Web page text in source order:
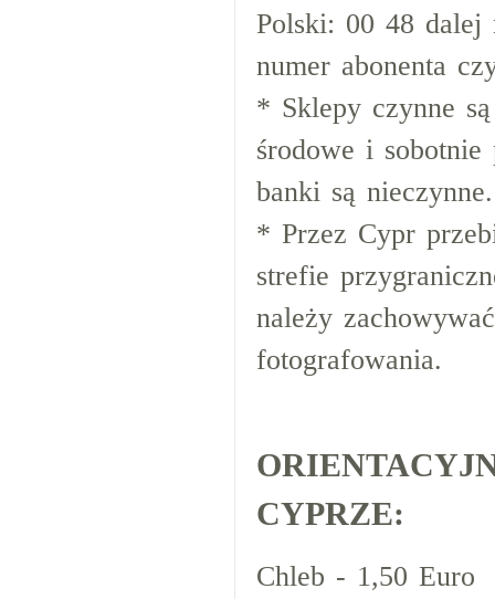
Polski: 00 48 dalej
numer abonenta
* Sklepy czynne
środowe i
banki są nieczynne.
* Przez Cypr
strefie
należy
fotografowania.
CYPRZE:
Chleb - 1,50 Euro